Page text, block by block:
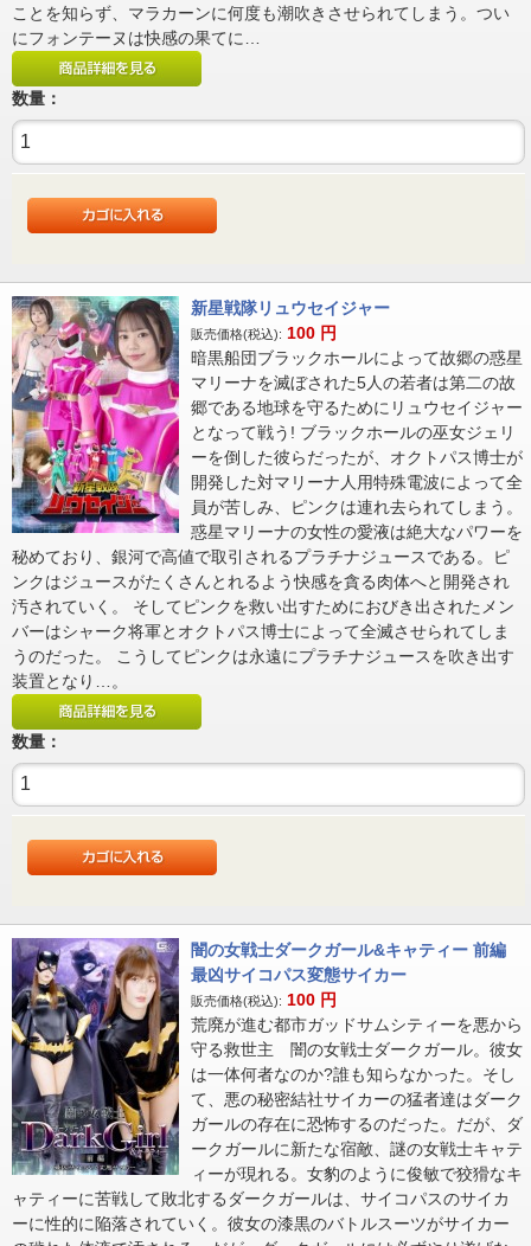
ことを知らず、マラカーンに何度も潮吹きさせられてしまう。つい
にフォンテーヌは快感の果てに…
数量：
新星戦隊リュウセイジャー
販売価格(税込): 100 円
暗黒船団ブラックホールによって故郷の惑星
マリーナを滅ぼされた5人の若者は第二の故
郷である地球を守るためにリュウセイジャー
となって戦う! ブラックホールの巫女ジェリ
ーを倒した彼らだったが、オクトパス博士が
開発した対マリーナ人用特殊電波によって全
員が苦しみ、ピンクは連れ去られてしまう。
惑星マリーナの女性の愛液は絶大なパワーを
秘めており、銀河で高値で取引されるプラチナジュースである。ピ
ンクはジュースがたくさんとれるよう快感を貪る肉体へと開発され
汚されていく。 そしてピンクを救い出すためにおびき出されたメン
バーはシャーク将軍とオクトパス博士によって全滅させられてしま
うのだった。 こうしてピンクは永遠にプラチナジュースを吹き出す
装置となり…。
数量：
闇の女戦士ダークガール&キャティー 前編
最凶サイコパス変態サイカー
販売価格(税込): 100 円
荒廃が進む都市ガッドサムシティーを悪から
守る救世主 闇の女戦士ダークガール。彼女
は一体何者なのか?誰も知らなかった。そし
て、悪の秘密結社サイカーの猛者達はダーク
ガールの存在に恐怖するのだった。だが、ダ
ークガールに新たな宿敵、謎の女戦士キャテ
ィーが現れる。女豹のように俊敏で狡猾なキ
ャティーに苦戦して敗北するダークガールは、サイコパスのサイカ
ーに性的に陥落されていく。彼女の漆黒のバトルスーツがサイカー